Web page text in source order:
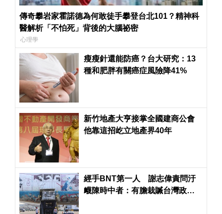
傳奇攀岩家霍諾德為何敢徒手攀登台北101？精神科
醫解析「不怕死」背後的大腦祕密
心理學
瘦瘦針還能防癌？台大研究：13
種和肥胖有關癌症風險降41%
新竹地產大亨接掌全國建商公會
他靠這招屹立地產界40年
經手BNT第一人 謝志偉責問汙
衊陳時中者：有膽栽贓台灣政